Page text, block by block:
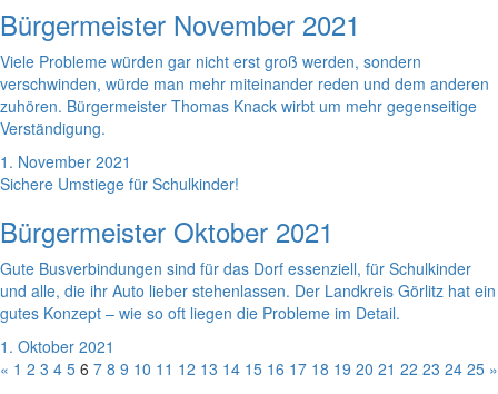
Bürgermeister November 2021
Viele Probleme würden gar nicht erst groß werden, sondern
verschwinden, würde man mehr miteinander reden und dem anderen
zuhören. Bürgermeister Thomas Knack wirbt um mehr gegenseitige
Verständigung.
1. November 2021
Sichere Umstiege für Schulkinder!
Bürgermeister Oktober 2021
Gute Busverbindungen sind für das Dorf essenziell, für Schulkinder
und alle, die ihr Auto lieber stehenlassen. Der Landkreis Görlitz hat ein
gutes Konzept – wie so oft liegen die Probleme im Detail.
1. Oktober 2021
« 1 2 3 4 5 6 7 8 9 10 11 12 13 14 15 16 17 18 19 20 21 22 23 24 25 »